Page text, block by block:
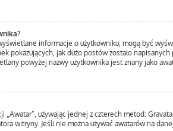
informacje o użytkowniku, mogą być
pokazujących, jak dużo postów zostało
powyżej nazwy użytkownika jest znany jako
„Awatar”, używając jednej z czterech metod:
witryny. Jeśli nie można używać awatarów na